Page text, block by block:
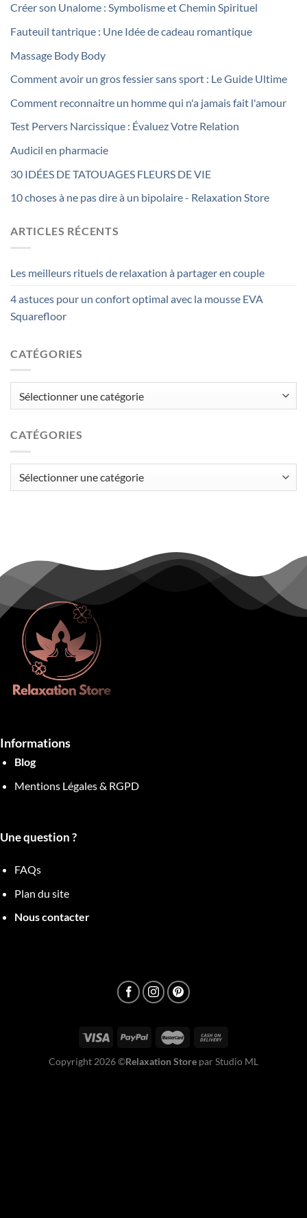
Créer son Unalome : Symbolisme et Chemin Spirituel
Fauteuil tantrique : Une Idée de cadeau romantique
Massage Body Body
Comment avoir un gros fessier sans sport : Le Guide Ultime
Comment reconnaitre un homme qui n'a jamais fait l'amour
Test Pervers Narcissique : Évaluez Votre Relation
Audicil en pharmacie
30 IDÉES DE TATOUAGES FLEURS DE VIE
10 choses à ne pas dire à un bipolaire - Relaxation Store
ARTICLES RÉCENTS
Les meilleurs rituels de relaxation à partager en couple
4 astuces pour un confort optimal avec la mousse EVA
Squarefloor
CATÉGORIES
CATÉGORIES
Informations
Blog
Mentions Légales & RGPD
Une question ?
FAQs
Plan du site
Nous contacter
Copyright 2026 ©Relaxation Store par Studio ML